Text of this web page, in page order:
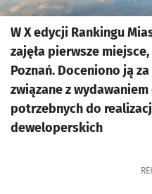
W X edycji Rankingu
zajęła pierwsze
Poznań. Doceniono ją
związane z
potrzebnych do
deweloperskich